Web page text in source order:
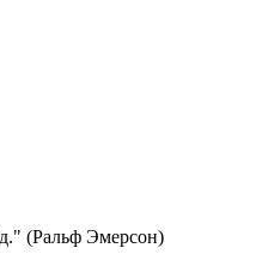
(Ральф Эмерсон)